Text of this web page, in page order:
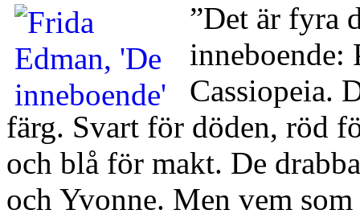
”Det är fyra
inneboende:
Cassiopeia.
färg. Svart för döden, röd
och blå för makt. De
och Yvonne. Men vem